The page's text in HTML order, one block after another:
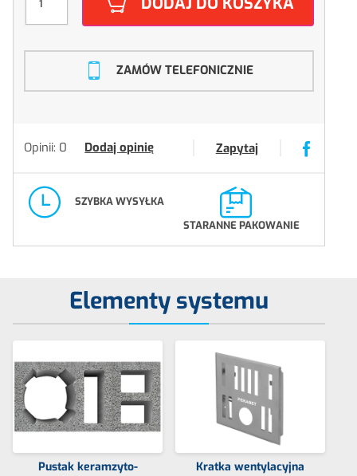
ZAMÓW TELEFONICZNIE
Opinii: 0 Dodaj opinię Zapytaj
SZYBKA WYSYŁKA
STARANNE PAKOWANIE
Elementy systemu
Pustak keramzyto-
Kratka wentylacyjna